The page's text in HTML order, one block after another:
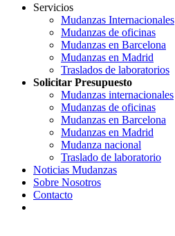
Servicios
Mudanzas Internacionales
Mudanzas de oficinas
Mudanzas en Barcelona
Mudanzas en Madrid
Traslados de laboratorios
Solicitar Presupuesto
Mudanzas internacionales
Mudanzas de oficinas
Mudanzas en Barcelona
Mudanzas en Madrid
Mudanza nacional
Traslado de laboratorio
Noticias Mudanzas
Sobre Nosotros
Contacto